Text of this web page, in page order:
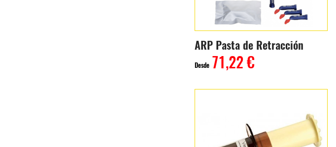
ARP Pasta de Retracción
Desde 71,22 €